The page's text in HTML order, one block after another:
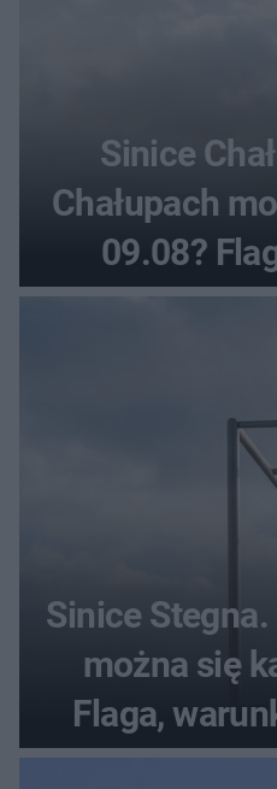
Sinice
Chałupach
09.08?
Sinice
można się
Flaga,